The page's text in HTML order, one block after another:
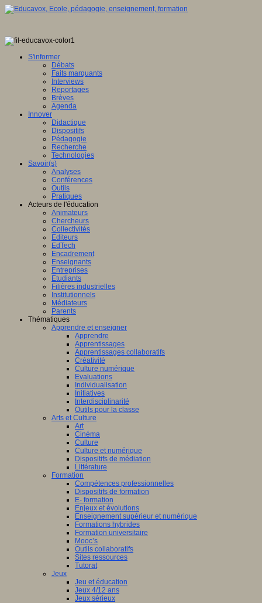
S'informer
Débats
Faits marquants
Interviews
Reportages
Brèves
Agenda
Innover
Didactique
Dispositifs
Pédagogie
Recherche
Technologies
Savoir(s)
Analyses
Conférences
Outils
Pratiques
Acteurs de l'éducation
Animateurs
Chercheurs
Collectivités
Editeurs
EdTech
Encadrement
Enseignants
Entreprises
Etudiants
Filières industrielles
Institutionnels
Médiateurs
Parents
Thématiques
Apprendre et enseigner
Apprendre
Apprentissages
Apprentissages collaboratifs
Créativité
Culture numérique
Evaluations
Individualisation
Initiatives
Interdisciplinarité
Outils pour la classe
Arts et Culture
Art
Cinéma
Culture
Culture et numérique
Dispositifs de médiation
Littérature
Formation
Compétences professionnelles
Dispositifs de formation
E- formation
Enjeux et évolutions
Enseignement supérieur et numérique
Formations hybrides
Formation universitaire
Mooc’s
Outils collaboratifs
Sites ressources
Tutorat
Jeux
Jeu et éducation
Jeux 4/12 ans
Jeux sérieux